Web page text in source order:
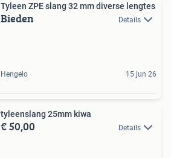
Tyleen ZPE slang 32 mm diverse lengtes
Bieden Details
Hengelo 15 jun 26
tyleenslang 25mm kiwa
€ 50,00 Details